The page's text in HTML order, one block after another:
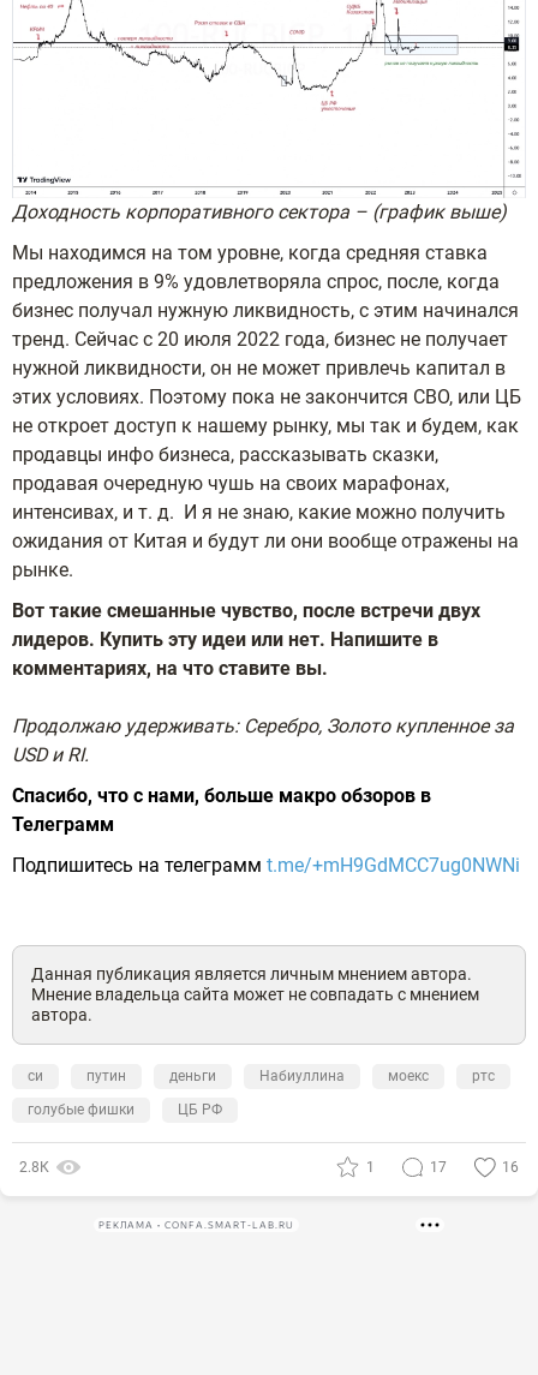
Доходность корпоративного сектора – (график выше)
Мы находимся на том уровне, когда средняя ставка
предложения в 9% удовлетворяла спрос, после, когда
бизнес получал нужную ликвидность, с этим начинался
тренд. Сейчас с 20 июля 2022 года, бизнес не получает
нужной ликвидности, он не может привлечь капитал в
этих условиях. Поэтому пока не закончится СВО, или ЦБ
не откроет доступ к нашему рынку, мы так и будем, как
продавцы инфо бизнеса, рассказывать сказки,
продавая очередную чушь на своих марафонах,
интенсивах, и т. д. И я не знаю, какие можно получить
ожидания от Китая и будут ли они вообще отражены на
рынке.
Вот такие смешанные чувство, после встречи двух
лидеров. Купить эту идеи или нет. Напишите в
комментариях, на что ставите вы.
Продолжаю удерживать: Серебро, Золото купленное за
USD и RI.
Спасибо, что с нами, больше макро обзоров в
Телеграмм
Подпишитесь на телеграмм t.me/+mH9GdMCC7ug0NWNi
Данная публикация является личным мнением автора.
Мнение владельца сайта может не совпадать с мнением
автора.
си путин деньги Набиуллина моекс
ртс
голубые фишки
ЦБ РФ
2.8К 1 17 16
РЕКЛАМА • CONFA.SMART-LAB.RU